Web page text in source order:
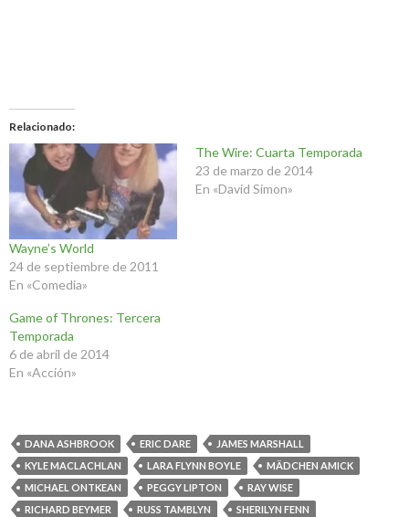
Relacionado
Wayne’s World
24 de septiembre de 2011
En «Comedia»
The Wire: Cuarta Temporada
23 de marzo de 2014
En «David Simon»
Game of Thrones: Tercera
Temporada
6 de abril de 2014
En «Acción»
DANA ASHBROOK ERIC DARE
JAMES MARSHALL
KYLE MACLACHLAN
LARA FLYNN BOYLE
MÄDCHEN AMICK
MICHAEL ONTKEAN
PEGGY LIPTON
RAY WISE
RICHARD BEYMER
RUSS TAMBLYN
SHERILYN FENN